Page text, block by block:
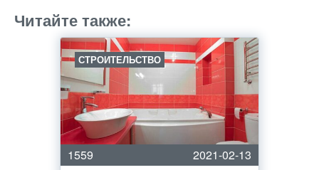
Читайте также:
СТРОИТЕЛЬСТВО
1559
2021-02-13